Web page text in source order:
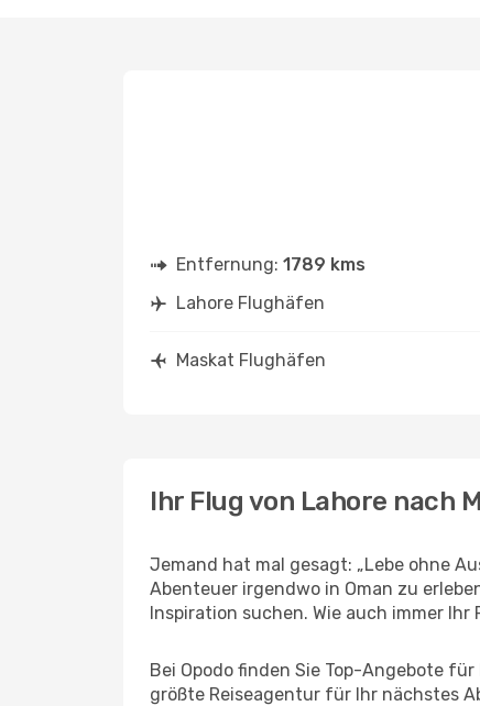
Entfernung: 1789 kms
Lahore Flughäfen
Maskat Flughäfen
Ihr Flug von Lahore nach
Jemand hat mal gesagt: „Lebe ohne
Abenteuer irgendwo in Oman zu
Inspiration suchen. Wie auch immer
Bei Opodo finden Sie Top-Angebote
größte Reiseagentur für Ihr nächstes